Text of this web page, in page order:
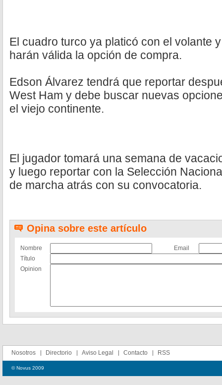
El cuadro turco ya platicó con el volante
harán válida la opción de compra.
Edson Álvarez tendrá que reportar
West Ham y debe buscar nuevas
el viejo continente.
El jugador tomará una semana de
y luego reportar con la Selección
de marcha atrás con su convocatoria.
Opina sobre este artículo
Nombre
Email
Título
Opinion
Nosotros Directorio Aviso Legal Contacto RSS
© Novus 2009